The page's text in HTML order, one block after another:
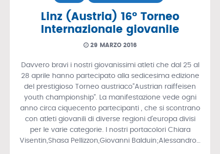
Linz (Austria) 16° Torneo
Internazionale giovanile
29 MARZO 2016
Davvero bravi i nostri giovanissimi atleti che dal 25 al
28 aprile hanno partecipato alla sedicesima edizione
del prestigioso Torneo austriaco”Austrian raiffeisen
youth championship”. La manifestazione vede ogni
anno circa ciquecento partecipanti , che si scontrano
con atleti giovanili di diverse regioni d’europa divisi
per le varie categorie. I nostri portacolori Chiara
Visentin,Shasa Pellizzon,Giovanni Balduin;Alessandro…